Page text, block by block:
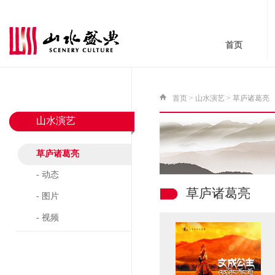
首页
山水演艺
草庐诸葛亮
- 动态
- 图片
- 视频
首页 > 山水演艺 > 草庐诸葛亮
草庐诸葛亮